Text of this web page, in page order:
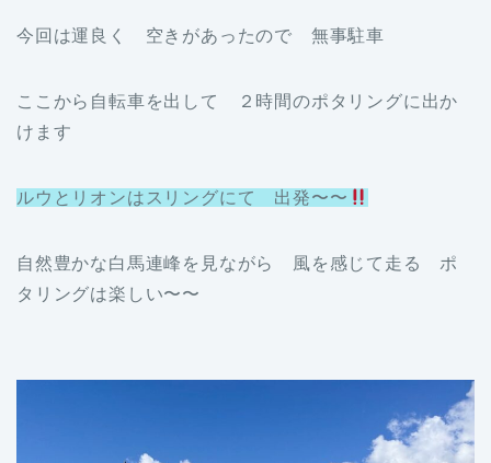
今回は運良く 空きがあったので 無事駐車
ここから自転車を出して ２時間のポタリングに出か
けます
ルウとリオンはスリングにて 出発〜〜
自然豊かな白馬連峰を見ながら 風を感じて走る ポ
タリングは楽しい〜〜